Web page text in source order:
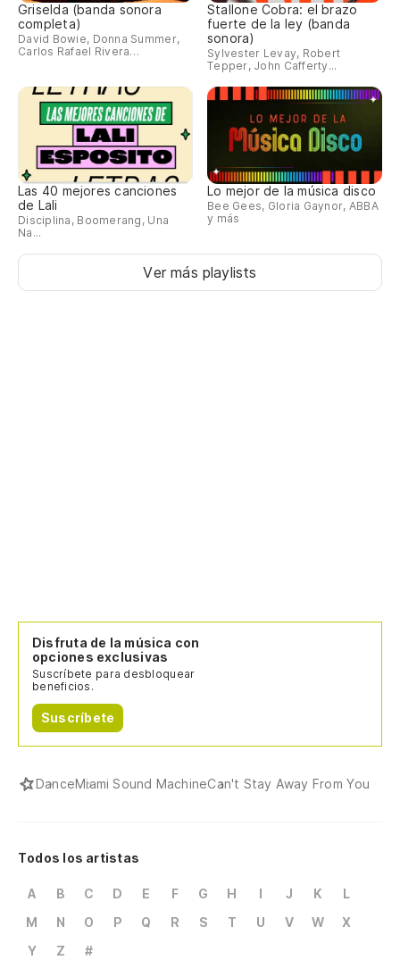
Griselda (banda sonora
completa)
David Bowie, Donna Summer,
Carlos Rafael Rivera…
Stallone Cobra: el brazo
fuerte de la ley (banda
sonora)
Sylvester Levay, Robert
Tepper, John Cafferty...
Las 40 mejores canciones
de Lali
Disciplina, Boomerang, Una
Na...
Lo mejor de la música disco
Bee Gees, Gloria Gaynor, ABBA
y más
Ver más playlists
Disfruta de la música con
opciones exclusivas
Suscríbete para desbloquear
beneficios.
Suscríbete
DanceMiami Sound MachineCan't Stay Away From You
Todos los artistas
A B C D E F G H I J K
L
M
N O P Q R S T U V W
X
Y
Z #